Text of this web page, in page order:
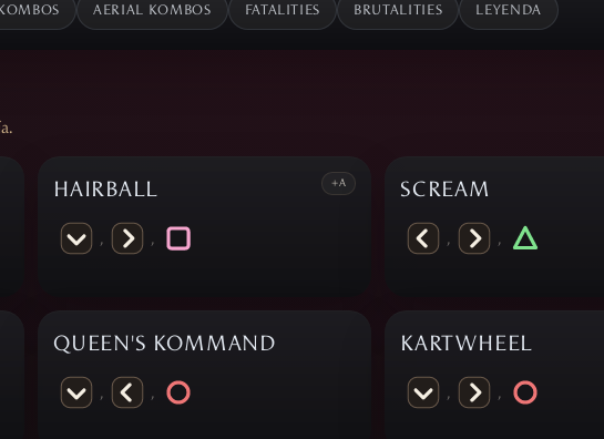
AERIAL KOMBOS FATALITIES BRUTALITIES LEYENDA
HAIRBALL +A
, ,
SCREAM
, ,
QUEEN'S KOMMAND
, ,
KARTWHEEL
, ,